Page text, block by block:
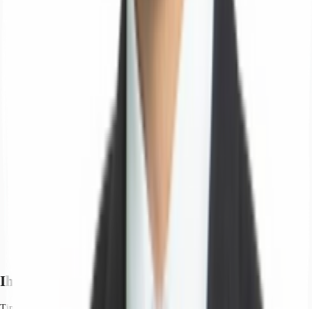
Ihr Kontakt